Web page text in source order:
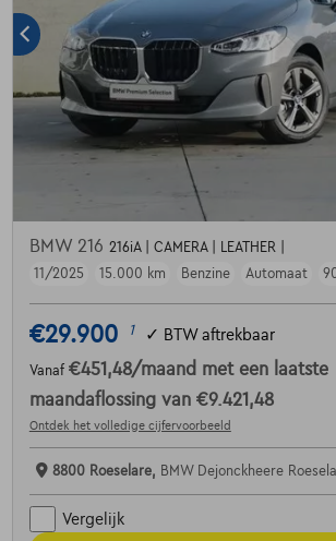
BMW 216 216iA | CAMERA | LEATHER |
11/2025
15.000 km Benzine Automaat
€29.900 1 ✓ BTW aftrekbaar
Vanaf €451,48/maand met een laatste
maandaflossing van €9.421,48
Ontdek het volledige cijfervoorbeeld
8800 Roeselare, BMW Dejonckheere
Vergelijk